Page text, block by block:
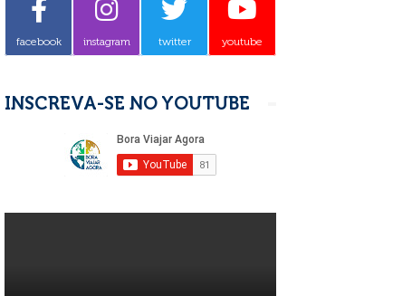
facebook instagram twitter youtube
INSCREVA-SE NO YOUTUBE